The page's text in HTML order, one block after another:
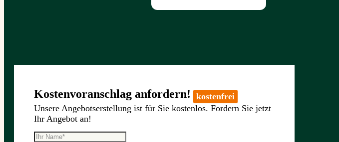
Kostenvoranschlag anfordern!
kostenfrei
Unsere Angebotserstellung ist für Sie kostenlos. Fordern Sie jetzt
Ihr Angebot an!